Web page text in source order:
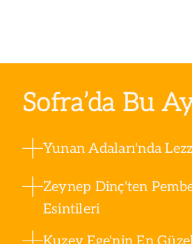
Sofra’da Bu
Yunan Adaları'nda
Zeynep Dinç'ten
Esintileri